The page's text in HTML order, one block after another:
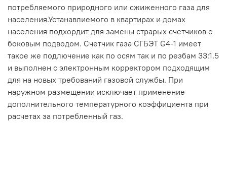
потребляемого природного или сжиженного газа для
населения.Устанавлиемого в квартирах и домах
населения подхордит для замены страрых счетчиков с
боковым подводом. Счетчик газа СГБЭТ G4-1 имеет
такое же подлючение как по осям так и по резбам 33:1.5
и выполнен с электронным корректором подходящим
для на новых требований газовой службы. При
наружном размещении исключает применение
дополнительного температурного коэффициента при
расчетах за потребленный газ.